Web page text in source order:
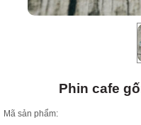
Phin cafe
Mã sản phẩm: